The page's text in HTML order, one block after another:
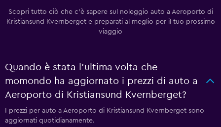
Scopri tutto ciò che c'è sapere sul noleggio auto a Aeroporto di
Kristiansund Kvernberget e preparati al meglio per il tuo prossimo
viaggio
Quando è stata l'ultima volta che
momondo ha aggiornato i prezzi di auto a
Aeroporto di Kristiansund Kvernberget?
I prezzi per auto a Aeroporto di Kristiansund Kvernberget sono
aggiornati quotidianamente.